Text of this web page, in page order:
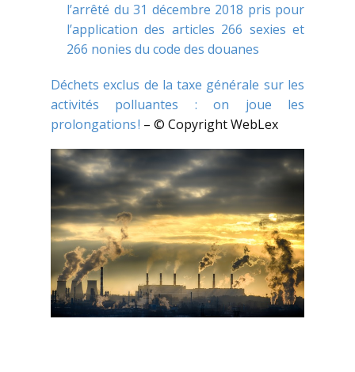
l’arrêté du 31 décembre 2018 pris pour
l’application des articles 266 sexies et
266 nonies du code des douanes
Déchets exclus de la taxe générale sur les
activités polluantes : on joue les
prolongations ! – © Copyright WebLex